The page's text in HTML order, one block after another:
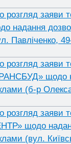
розгляд заяви
надання
Павліченко,
розгляд заяви
щодо
(б-р
розгляд заяви
щодо
(вул.